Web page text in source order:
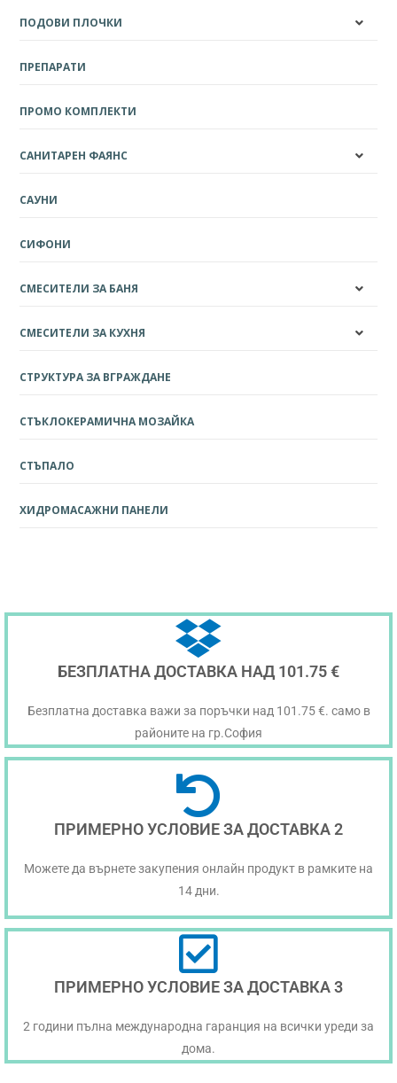
ПОДОВИ ПЛОЧКИ
ПРЕПАРАТИ
ПРОМО КОМПЛЕКТИ
САНИТАРЕН ФАЯНС
САУНИ
СИФОНИ
СМЕСИТЕЛИ ЗА БАНЯ
СМЕСИТЕЛИ ЗА КУХНЯ
СТРУКТУРА ЗА ВГРАЖДАНЕ
СТЪКЛОКЕРАМИЧНА МОЗАЙКА
СТЪПАЛО
ХИДРОМАСАЖНИ ПАНЕЛИ
БЕЗПЛАТНА ДОСТАВКА НАД 101.75 €
Безплатна доставка важи за поръчки над 101.75 €. само в
районите на гр.София
ПРИМЕРНО УСЛОВИЕ ЗА ДОСТАВКА 2
Можете да върнете закупения онлайн продукт в рамките на
14 дни.
ПРИМЕРНО УСЛОВИЕ ЗА ДОСТАВКА 3
2 години пълна международна гаранция на всички уреди за
дома.